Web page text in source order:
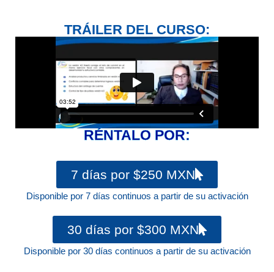
TRÁILER DEL CURSO:
RÉNTALO POR:
7 días por $250 MXN
Disponible por 7 días continuos a partir de su activación
30 días por $300 MXN
Disponible por 30 días continuos a partir de su activación